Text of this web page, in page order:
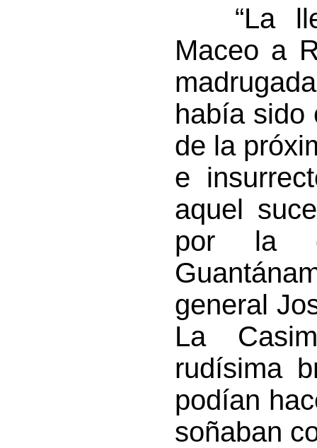
“La
Maceo a
había sido
de la
e
aquel
por la
general
La
rudísima
podían
soñaban